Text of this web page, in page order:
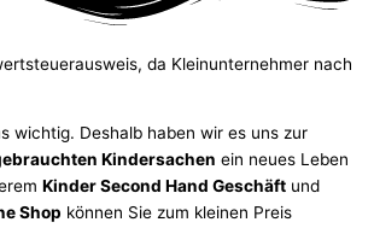
da Kleinunternehmer nach
wichtig. Deshalb haben wir es uns zur
Kindersachen ein neues Leben
Kinder Second Hand Geschäft und
Shop können Sie zum kleinen Preis